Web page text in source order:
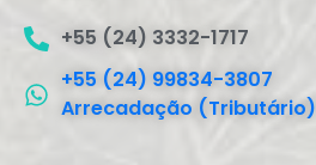
+55 (24) 3332-1717
+55 (24) 99834-3807
Arrecadação (Tributário)